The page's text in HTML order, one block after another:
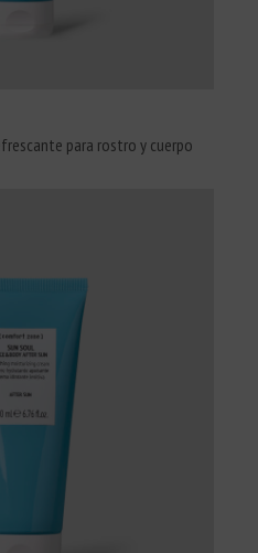
para rostro y cuerpo